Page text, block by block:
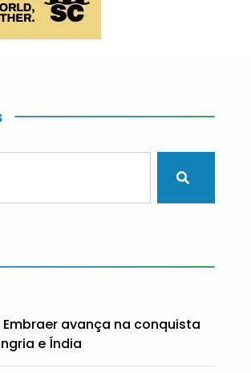
avança na conquista
e Índia